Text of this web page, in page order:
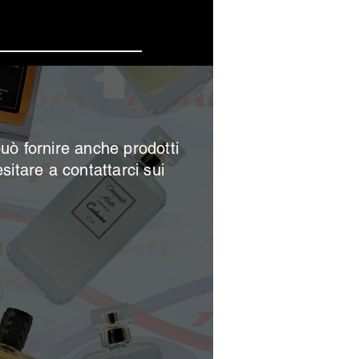
fornire anche prodotti
a contattarci sui